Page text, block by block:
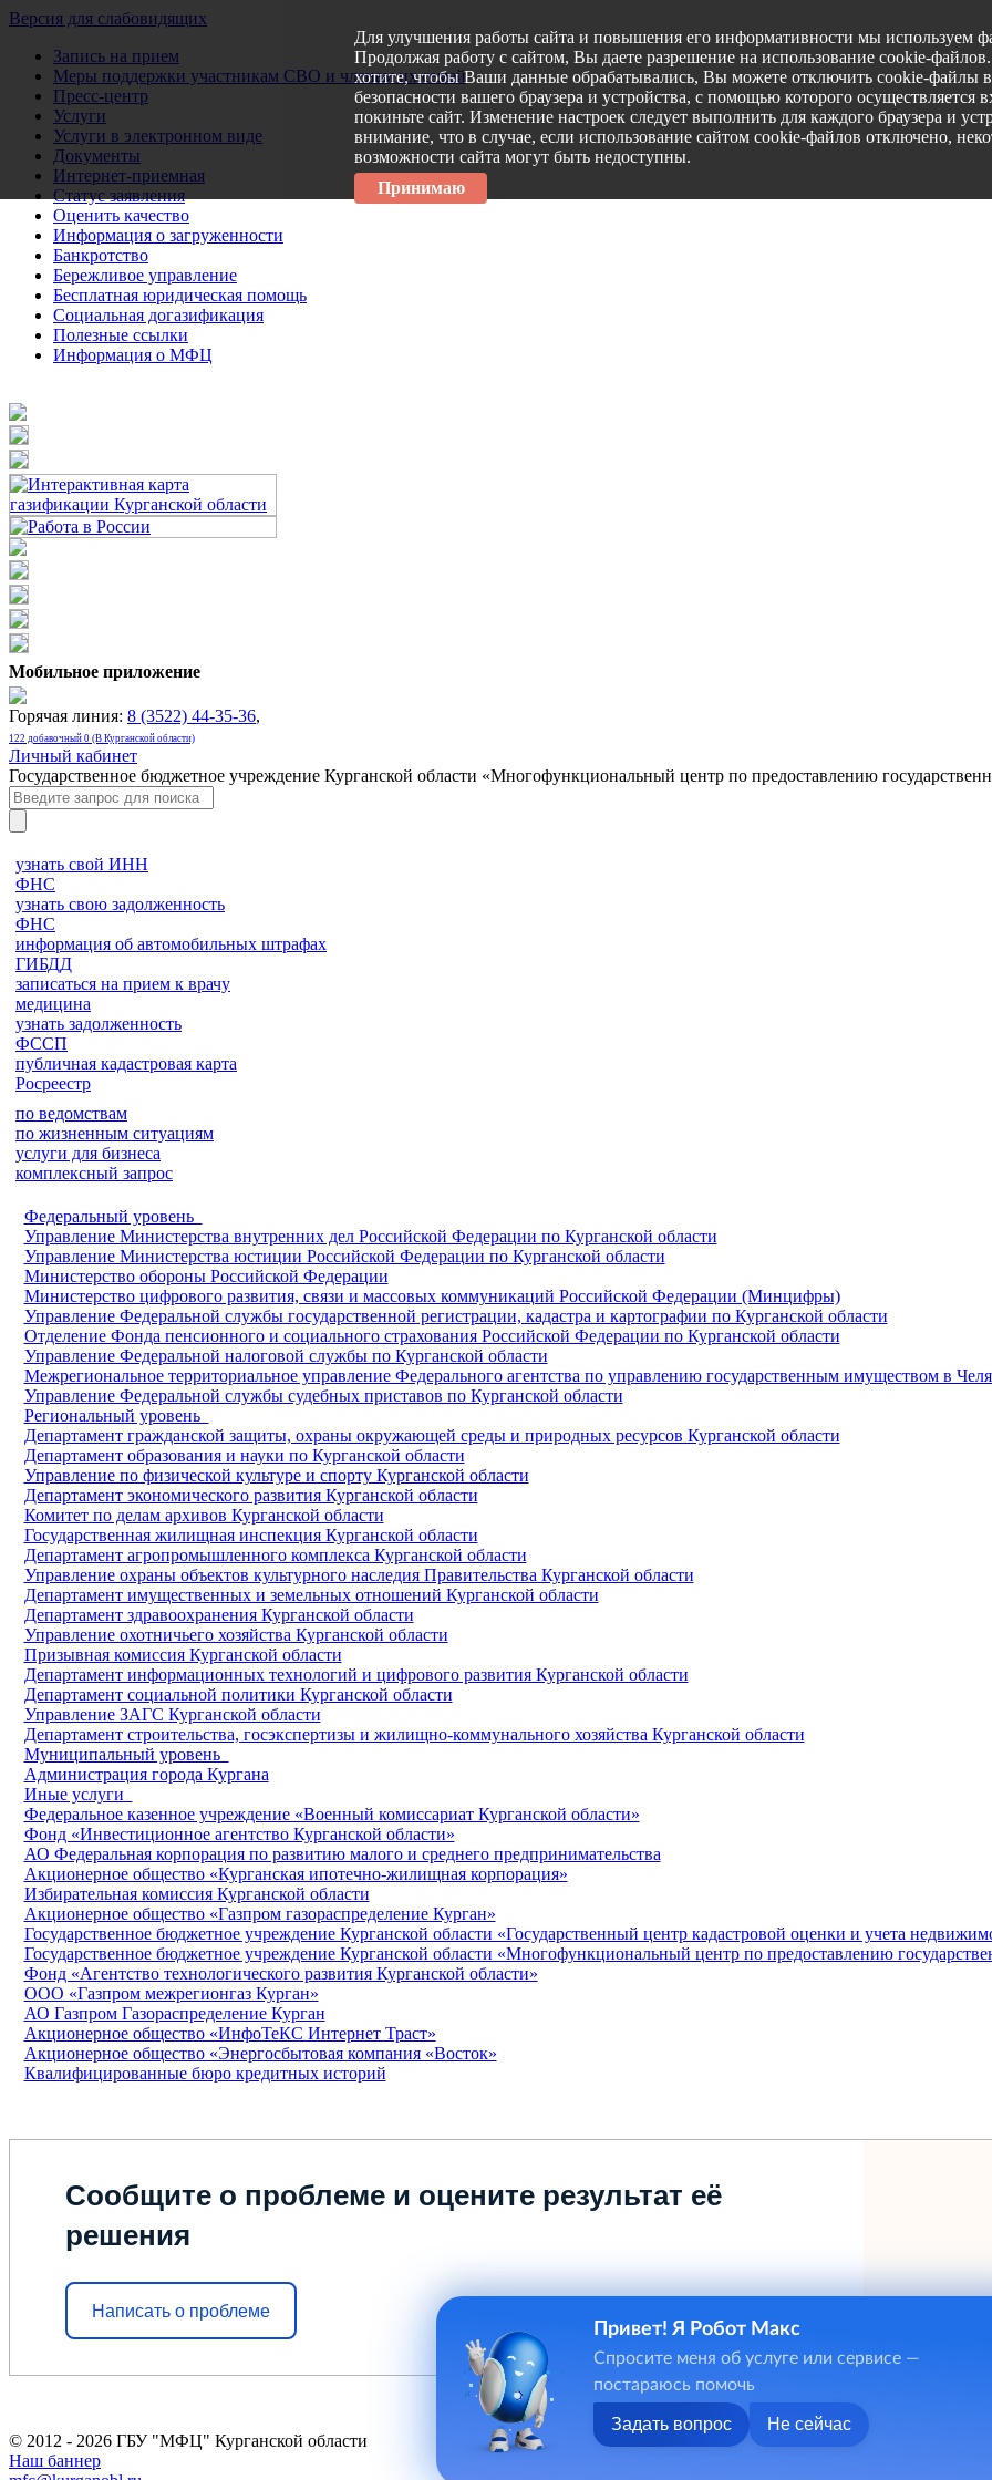
Версия для слабовидящих
Запись на прием
Меры поддержки участникам СВО и членам их семей
Пресс-центр
Услуги
Услуги в электронном виде
Документы
Интернет-приемная
Статус заявления
Оценить качество
Информация о загруженности
Банкротство
Бережливое управление
Бесплатная юридическая помощь
Социальная догазификация
Полезные ссылки
Информация о МФЦ
Мобильное приложение
Горячая линия: 8 (3522) 44-35-36,
122 добавочный 0 (В Курганской области)
Личный кабинет
Государственное бюджетное учреждение Курганской области «Многофункциональный центр по предоставлению
узнать свой ИНН
ФНС
узнать свою задолженность
ФНС
информация об автомобильных штрафах
ГИБДД
записаться на прием к врачу
медицина
узнать задолженность
ФССП
публичная кадастровая карта
Росреестр
по ведомствам
по жизненным ситуациям
услуги для бизнеса
комплексный запрос
Федеральный уровень
Управление Министерства внутренних дел Российской Федерации по Курганской области
Управление Министерства юстиции Российской Федерации по Курганской области
Министерство обороны Российской Федерации
Министерство цифрового развития, связи и массовых коммуникаций Российской Федерации (Минцифры)
Управление Федеральной службы государственной регистрации, кадастра и картографии по Курганской области
Отделение Фонда пенсионного и социального страхования Российской Федерации по Курганской области
Управление Федеральной налоговой службы по Курганской области
Межрегиональное территориальное управление Федерального агентства по управлению государственным имуществом в
Управление Федеральной службы судебных приставов по Курганской области
Региональный уровень
Департамент гражданской защиты, охраны окружающей среды и природных ресурсов Курганской области
Департамент образования и науки по Курганской области
Управление по физической культуре и спорту Курганской области
Департамент экономического развития Курганской области
Комитет по делам архивов Курганской области
Государственная жилищная инспекция Курганской области
Департамент агропромышленного комплекса Курганской области
Управление охраны объектов культурного наследия Правительства Курганской области
Департамент имущественных и земельных отношений Курганской области
Департамент здравоохранения Курганской области
Управление охотничьего хозяйства Курганской области
Призывная комиссия Курганской области
Департамент информационных технологий и цифрового развития Курганской области
Департамент социальной политики Курганской области
Управление ЗАГС Курганской области
Департамент строительства, госэкспертизы и жилищно-коммунального хозяйства Курганской области
Муниципальный уровень
Администрация города Кургана
Иные услуги
Федеральное казенное учреждение «Военный комиссариат Курганской области»
Фонд «Инвестиционное агентство Курганской области»
АО Федеральная корпорация по развитию малого и среднего предпринимательства
Акционерное общество «Курганская ипотечно-жилищная корпорация»
Избирательная комиссия Курганской области
Акционерное общество «Газпром газораспределение Курган»
Государственное бюджетное учреждение Курганской области «Государственный центр кадастровой оценки и учета
Государственное бюджетное учреждение Курганской области «Многофункциональный центр по предоставлению
Фонд «Агентство технологического развития Курганской области»
ООО «Газпром межрегионгаз Курган»
АО Газпром Газораспределение Курган
Акционерное общество «ИнфоТеКС Интернет Траст»
Акционерное общество «Энергосбытовая компания «Восток»
Квалифицированные бюро кредитных историй
Сообщите о проблеме и оцените результат её
решения
Написать о проблеме
© 2012 - 2026 ГБУ "МФЦ" Курганской области
Наш баннер
Для улучшения работы сайта и повышения его информативности мы используем
Продолжая работу с сайтом, Вы даете разрешение на использование cookie-
хотите, чтобы Ваши данные обрабатывались, Вы можете отключить cookie-файлы в
безопасности вашего браузера и устройства, с помощью которого осуществляется
покиньте сайт. Изменение настроек следует выполнить для каждого браузера и
внимание, что в случае, если использование сайтом cookie-файлов отключено,
возможности сайта могут быть недоступны.
Принимаю
Привет! Я Робот Макс
Спросите меня об услуге или сервисе —
постараюсь помочь
Задать вопрос Не сейчас